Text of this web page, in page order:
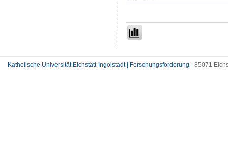
Katholische Universität Eichstätt-Ingolstadt | Forschungsförderung - 85071